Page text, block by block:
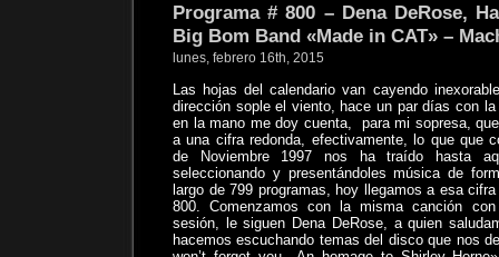
Programa # 800 – Dena DeRose,
Big Bom Band «Made in CAT» –
lunes, febrero 16th, 2015
Las hojas del calendario van cayendo
dirección sople el viento, hace un par días con
en la mano me doy cuenta,
para mi sopresa,
a una cifra redonda, efectivamente, lo que que
de Noviembre 1997 nos ha traído hasta
seleccionando y presentándoles música de
largo de 799 programas, hoy llegamos a esa
800. Comenzamos con la misma canción
sesión, le siguen Dena DeRose, a quien
hacemos escuchando temas del disco que nos